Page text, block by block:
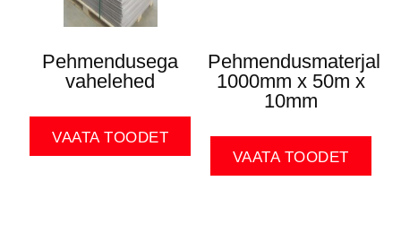
Pehmendusega
vahelehed
VAATA TOODET
Pehmendusmaterjal
1000mm x 50m x
10mm
VAATA TOODET